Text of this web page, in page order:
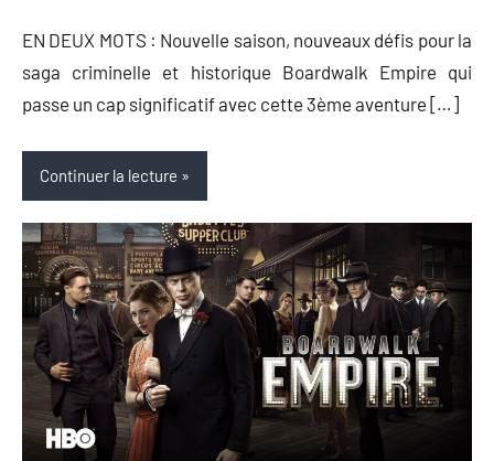
EN DEUX MOTS : Nouvelle saison, nouveaux défis pour la
saga criminelle et historique Boardwalk Empire qui
passe un cap significatif avec cette 3ème aventure […]
Continuer la lecture